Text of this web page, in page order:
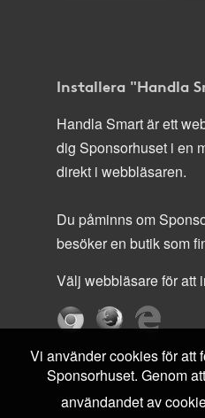
Installera "Handla
Handla Smart är ett
dig Sponsorhuset i en
direkt i webbläsaren.
Du påminns om
besöker en butik som
Välj webbläsare för att
Vi använder cookies för att
Sponsorhuset. Genom
användandet av